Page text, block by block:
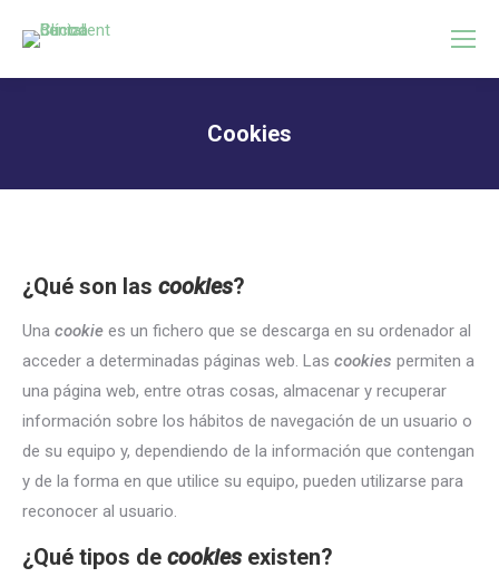
Cookies
¿Qué son las cookies?
Una cookie es un fichero que se descarga en su ordenador al
acceder a determinadas páginas web. Las cookies permiten a
una página web, entre otras cosas, almacenar y recuperar
información sobre los hábitos de navegación de un usuario o
de su equipo y, dependiendo de la información que contengan
y de la forma en que utilice su equipo, pueden utilizarse para
reconocer al usuario.
¿Qué tipos de cookies existen?